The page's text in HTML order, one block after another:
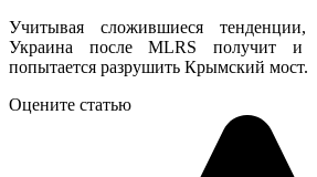
Учитывая сложившиеся
Украина после MLRS получит и
попытается разрушить Крымский мост.
Оцените статью